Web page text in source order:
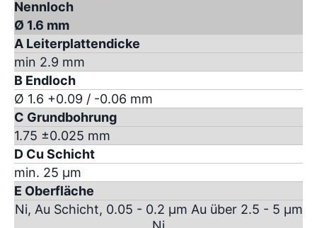
Nennloch
Ø 1.6 mm
A Leiterplattendicke
min 2.9 mm
B Endloch
Ø 1.6 +0.09 / -0.06 mm
C Grundbohrung
1.75 ±0.025 mm
D Cu Schicht
min. 25 µm
E Oberfläche
Ni, Au Schicht, 0.05 - 0.2 µm Au über 2.5 - 5 µm